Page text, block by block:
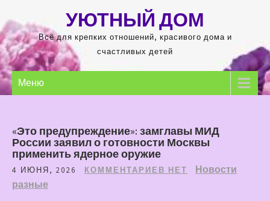
содержимому
УЮТНЫЙ ДОМ
Всё для крепких отношений, красивого дома и
счастливых детей
Меню
«Это предупреждение»: замглавы МИД
России заявил о готовности Москвы
применить ядерное оружие
4 ИЮНЯ, 2026 КОММЕНТАРИЕВ НЕТ
Новости
разные